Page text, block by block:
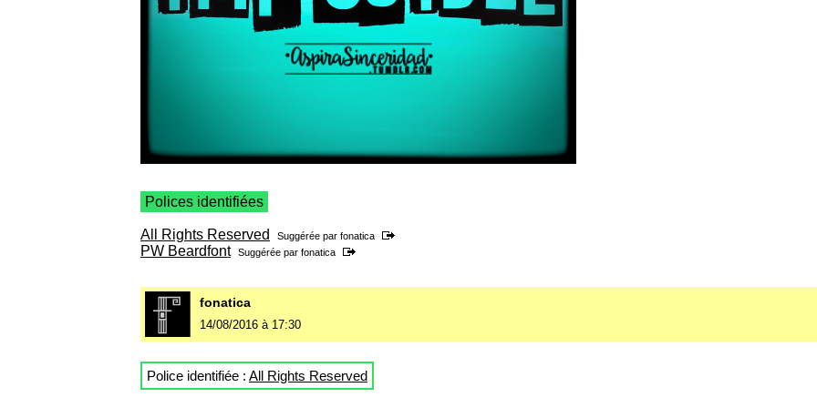
Polices identifiées
All Rights Reserved Suggérée par fonatica
PW Beardfont Suggérée par fonatica
fonatica
14/08/2016 à 17:30
Police identifiée : All Rights Reserved